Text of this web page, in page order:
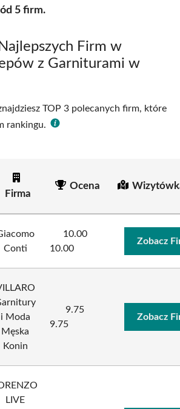
5 firm.
Firm w
z Garniturami w
TOP 3 polecanych firm, które
rankingu.
Firma
Ocena
Conti
10.00
10.00
Zobacz
i Moda
Męska
Konin
9.75
9.75
Zobacz
LIVE